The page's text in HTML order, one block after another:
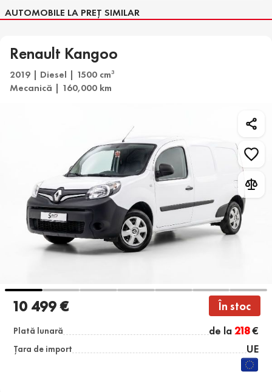
AUTOMOBILE LA PREȚ SIMILAR
Renault Kangoo
2019 | Diesel | 1500 cm3
Mecanică | 160,000 km
10 499 € În stoc
Plată lunară de la218€
Țara de import UE